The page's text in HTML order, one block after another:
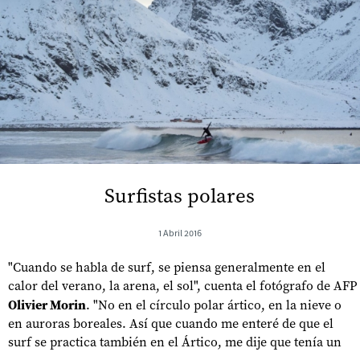
Surfistas polares
1 Abril 2016
"Cuando se habla de surf, se piensa generalmente en el
calor del verano, la arena, el sol", cuenta el fotógrafo de AFP
Olivier Morin. "No en el círculo polar ártico, en la nieve o
en auroras boreales. Así que cuando me enteré de que el
surf se practica también en el Ártico, me dije que tenía un